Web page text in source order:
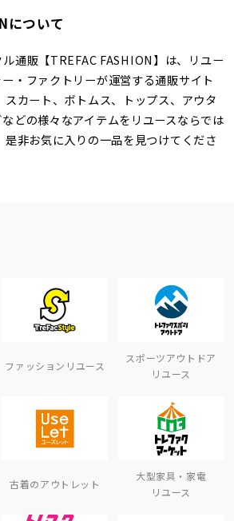
について
通販【TREFAC FASHION】は、リユー
・ファクトリーが運営する通販サイト
スカート、ボトムス、トップス、アウタ
どの様々なアイテムをリユースならでは
是非お気に入りの一品を見つけてくださ
ファッションリユース
スポーツアウトドア
リユース
古着のアウトレット
大型家具・家電
リユース